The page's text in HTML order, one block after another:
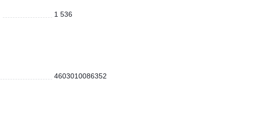
1 536
4603010086352